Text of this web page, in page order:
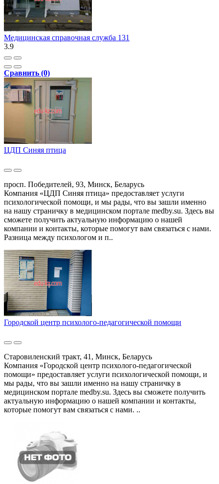
Медицинская справочная служба 131
3.9
Сравнить (0)
ЦДП Синяя птица
просп. Победителей, 93, Минск, Беларусь
Компания «ЦДП Синяя птица» предоставляет услуги
психологической помощи, и мы рады, что вы зашли именно
на нашу страничку в медицинском портале medby.su. Здесь вы
сможете получить актуальную информацию о нашей
компании и контакты, которые помогут вам связаться с нами.
Разница между психологом и п..
Городской центр психолого-педагогической помощи
Старовиленский тракт, 41, Минск, Беларусь
Компания «Городской центр психолого-педагогической
помощи» предоставляет услуги психологической помощи, и
мы рады, что вы зашли именно на нашу страничку в
медицинском портале medby.su. Здесь вы сможете получить
актуальную информацию о нашей компании и контакты,
которые помогут вам связаться с нами. ..